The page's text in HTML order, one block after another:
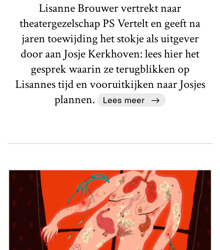
Lisanne Brouwer vertrekt naar
theatergezelschap PS Vertelt en geeft na
jaren toewijding het stokje als uitgever
door aan Josje Kerkhoven: lees hier het
gesprek waarin ze terugblikken op
Lisannes tijd en vooruitkijken naar Josjes
plannen.
Lees meer